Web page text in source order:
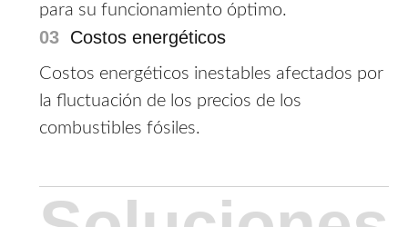
para su funcionamiento óptimo.
03 Costos energéticos
Costos energéticos inestables afectados por
la fluctuación de los precios de los
combustibles fósiles.